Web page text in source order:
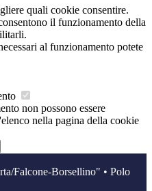
quali cookie consentire.
il funzionamento della
al funzionamento potete
non possono essere
nella pagina della cookie
Falcone-Borsellino" • Polo